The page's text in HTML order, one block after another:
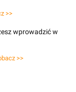
>>
wprowadzić w
>>